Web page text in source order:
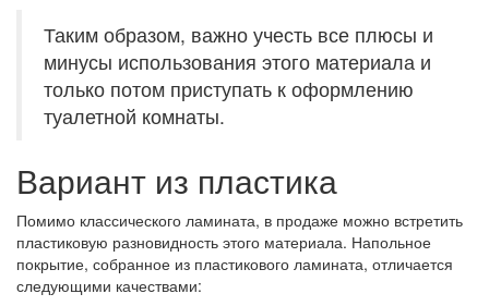
Таким образом, важно учесть все плюсы и
минусы использования этого материала и
только потом приступать к оформлению
туалетной комнаты.
Вариант из пластика
Помимо классического ламината, в продаже можно встретить
пластиковую разновидность этого материала. Напольное
покрытие, собранное из пластикового ламината, отличается
следующими качествами: